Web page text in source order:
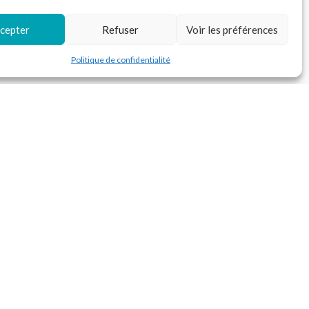
Refuser Voir les préférences
Politique de confidentialité